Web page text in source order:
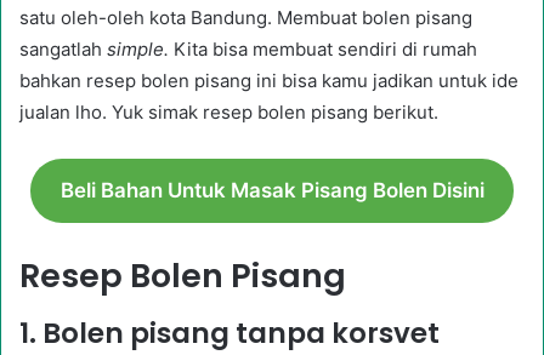
satu oleh-oleh kota Bandung. Membuat bolen pisang
sangatlah simple. Kita bisa membuat sendiri di rumah
bahkan resep bolen pisang ini bisa kamu jadikan untuk ide
jualan lho. Yuk simak resep bolen pisang berikut.
Beli Bahan Untuk Masak Pisang Bolen Disini
Resep Bolen Pisang
1. Bolen pisang tanpa korsvet